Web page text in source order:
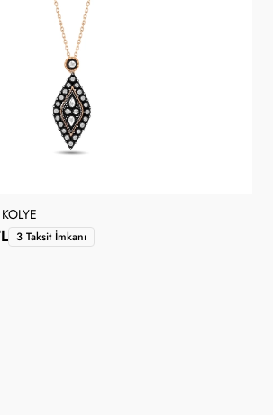
3 Taksit İmkanı